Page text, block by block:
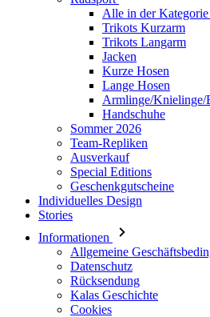
Alle in der
Trikots Kurzarm
Trikots Langarm
Jacken
Kurze Hosen
Lange Hosen
Armlinge/Knielinge/
Handschuhe
Sommer 2026
Team-Repliken
Ausverkauf
Special Editions
Geschenkgutscheine
Individuelles Design
Stories
Informationen
Allgemeine
Datenschutz
Rücksendung
Kalas Geschichte
Cookies